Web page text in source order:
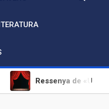
de «Um